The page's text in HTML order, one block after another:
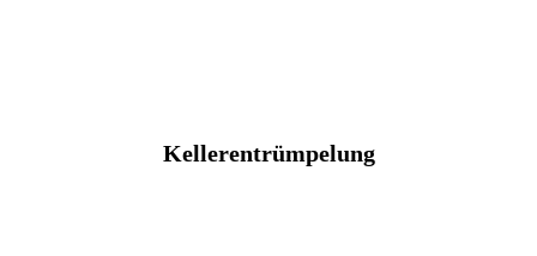
Kellerentrümpelung